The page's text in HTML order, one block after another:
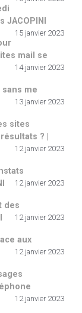
15 janvier 2023
mail se
14 janvier 2023
me
13 janvier 2023
sites
? |
12 janvier 2023
12 janvier 2023
des
12 janvier 2023
aux
12 janvier 2023
12 janvier 2023